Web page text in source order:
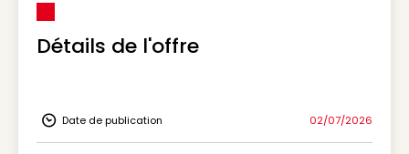
Détails de l'offre
Icon Date de publication
Date de publication 02/07/2026